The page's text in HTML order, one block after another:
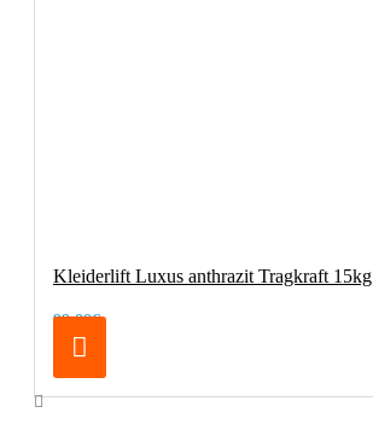
Kleiderlift Luxus anthrazit Tragkraft 15kg
99,00€